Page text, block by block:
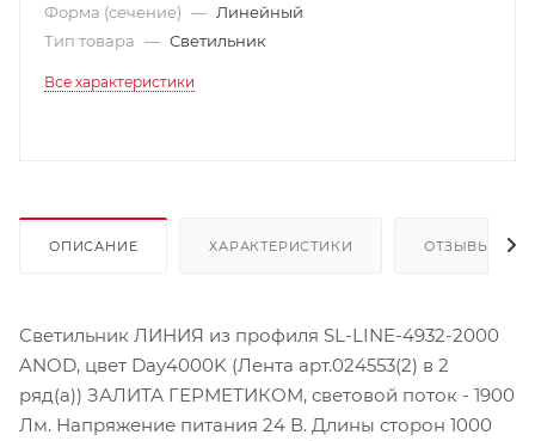
Форма (сечение) — Линейный
Тип товара — Светильник
Все характеристики
ОПИСАНИЕ ХАРАКТЕРИСТИКИ ОТЗЫВЫ
Светильник ЛИНИЯ из профиля SL-LINE-4932-2000
ANOD, цвет Day4000K (Лента арт.024553(2) в 2
ряд(а)) ЗАЛИТА ГЕРМЕТИКОМ, световой поток - 1900
Лм. Напряжение питания 24 В. Длины сторон 1000